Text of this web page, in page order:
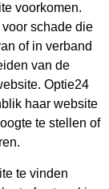
voorkomen.
schade die
of in verband
van de
Optie24
haar website
te stellen of
te vinden